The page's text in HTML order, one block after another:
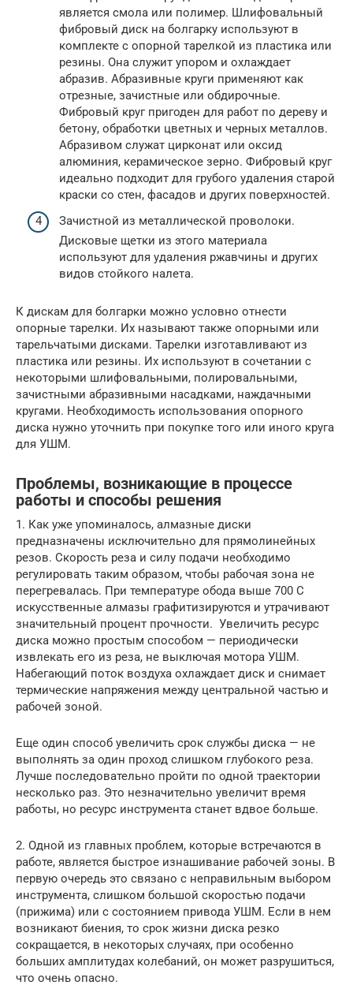
является смола или полимер. Шлифовальный
фибровый диск на болгарку используют в
комплекте с опорной тарелкой из пластика или
резины. Она служит упором и охлаждает
абразив. Абразивные круги применяют как
отрезные, зачистные или обдирочные.
Фибровый круг пригоден для работ по дереву и
бетону, обработки цветных и черных металлов.
Абразивом служат цирконат или оксид
алюминия, керамическое зерно. Фибровый круг
идеально подходит для грубого удаления старой
краски со стен, фасадов и других поверхностей.
Зачистной из металлической проволоки.
Дисковые щетки из этого материала
используют для удаления ржавчины и других
видов стойкого налета.
К дискам для болгарки можно условно отнести
опорные тарелки. Их называют также опорными или
тарельчатыми дисками. Тарелки изготавливают из
пластика или резины. Их используют в сочетании с
некоторыми шлифовальными, полировальными,
зачистными абразивными насадками, наждачными
кругами. Необходимость использования опорного
диска нужно уточнить при покупке того или иного круга
для УШМ.
Проблемы, возникающие в процессе
работы и способы решения
1. Как уже упоминалось, алмазные диски
предназначены исключительно для прямолинейных
резов. Скорость реза и силу подачи необходимо
регулировать таким образом, чтобы рабочая зона не
перегревалась. При температуре обода выше 700 С
искусственные алмазы графитизируются и утрачивают
значительный процент прочности. Увеличить ресурс
диска можно простым способом — периодически
извлекать его из реза, не выключая мотора УШМ.
Набегающий поток воздуха охлаждает диск и снимает
термические напряжения между центральной частью и
рабочей зоной.
Еще один способ увеличить срок службы диска — не
выполнять за один проход слишком глубокого реза.
Лучше последовательно пройти по одной траектории
несколько раз. Это незначительно увеличит время
работы, но ресурс инструмента станет вдвое больше.
2. Одной из главных проблем, которые встречаются в
работе, является быстрое изнашивание рабочей зоны. В
первую очередь это связано с неправильным выбором
инструмента, слишком большой скоростью подачи
(прижима) или с состоянием привода УШМ. Если в нем
возникают биения, то срок жизни диска резко
сокращается, в некоторых случаях, при особенно
больших амплитудах колебаний, он может разрушиться,
что очень опасно.